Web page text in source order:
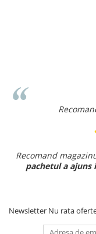
Recomand
pachetul a ajuns
Newsletter Nu rata